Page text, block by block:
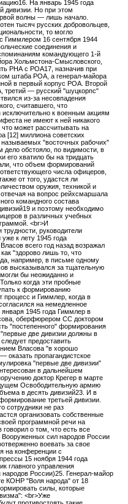
На январь 1945 года
дивизии. Но при этом
волны — лишь начало.
тысяч русских добровольцев,
то могло
Гиммлером 16 сентября 1944
соединения и
командующего 1-й
Хольмстона-Смысловского,
РНА с РОА17, назначив при
штаба РОА, а генерал-майора
в первый корпус РОА. Второй
третий — русский "шуцкорпс"
из-за несовпадения
считавшего, что
исключительно к военным акциям
не имеют к ней никакого
может рассчитывать на
[12] миллиона советских
"восточных рабочих"
обстояло, по видимости, в
его хватило бы на тридцать
что объем формирований
числа офицеров,
от того, удастся ли
оружия, техникой и
на вопрос рейхсмаршала
командного состава
и поэтому необходимо
в различных учебных
<br>И
руководители
к лету 1945 года
всего год назад возражал
"здорово лишь то, что
например, в письме одному
высказывался за тщательную
бы неожиданно и
когда эти пробные
к формированию
процесс и Гиммлер, когда в
на немедленное
1945 года Гиммлер в
оберфюрером СС доктором
"постепенного" формирования
две дивизии должны в
предоставить
Власова "в хорошо
оказать пропагандистское
"первые две дивизии"
в дальнейшем
доктор Крегер в марте
Освободительную армию
в десять дивизий23. И в
третьей дивизии.
сотрудники не раз
организовать собственные
программной речи на
о том, что есть все
Вооруженных сил народов России
воевать за свое
на конференции с
15 ноября 1944 года
главного управления
России)25. Генерал-майор
КОНР "Воля народа" от 18
силы, которые
<br>Уже